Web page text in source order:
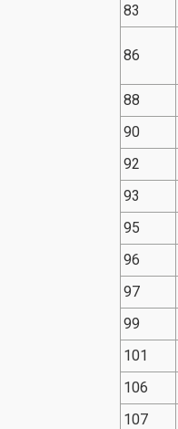
83
86
88
90
92
93
95
96
97
99
101
106
107